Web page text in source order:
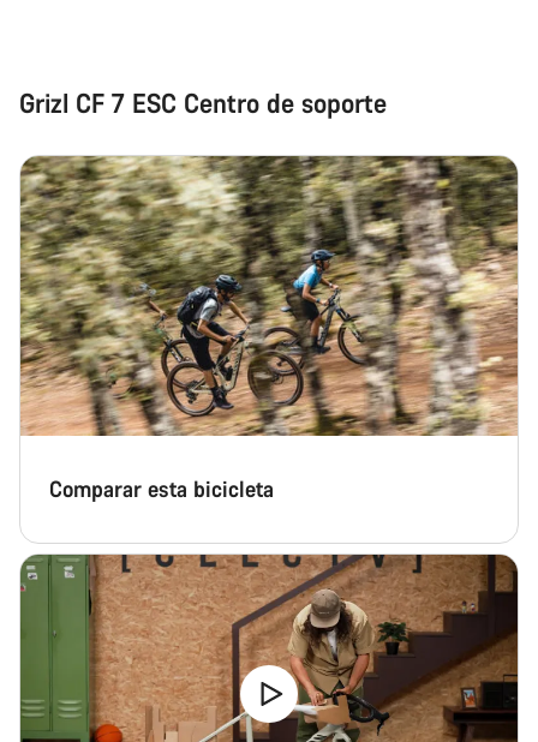
Grizl CF 7 ESC Centro de soporte
Comparar esta bicicleta
Abrir chat
Cerrar